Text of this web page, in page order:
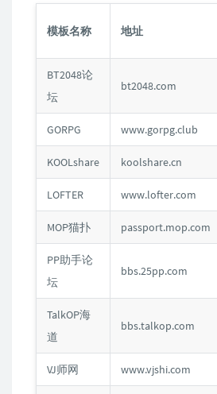
模板名称 地址
BT2048论
坛
bt2048.com
GORPG www.gorpg.club
KOOLshare koolshare.cn
LOFTER www.lofter.com
MOP猫扑 passport.mop.com
PP助手论
坛
bbs.25pp.com
TalkOP海
道
bbs.talkop.com
VJ师网 www.vjshi.com